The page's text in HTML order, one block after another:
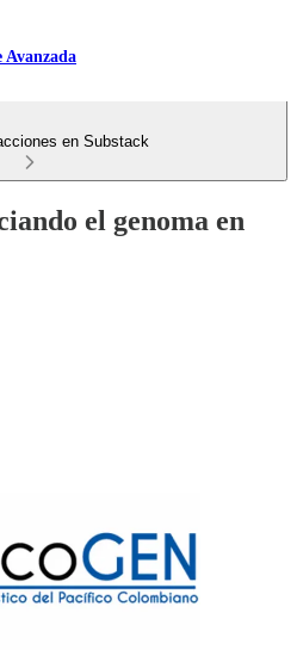
Avanzada
en Substack
el genoma en